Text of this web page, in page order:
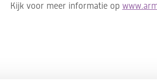
Kijk voor meer informatie op